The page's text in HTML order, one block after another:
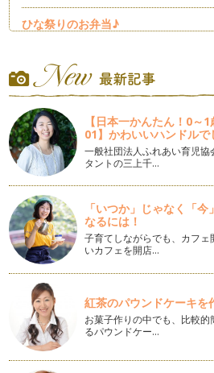
ひな祭りのお弁当♪
簡単可愛い！ハートのお弁当♪
バレンタインもある２月にピッタリ
今日…
節分の可愛いお弁当！
2月のイベント…
簡単で可愛い雪だるまのお弁当！
初雪の季節になりました！ 大人は
すが…
簡単で可愛いクリスマスのブーツ！
クリスマスが近づいてきました。
赤い…
保温庫の季節におすすめのお弁当！
急に気温も下がり冬らしくなってき
園で…
【日本一かんたん！0～
01】かわいいハンドルで
一般社団法人ふれあい育児
タントの三上千…
「いつか」じゃなく「
なるには！
子育てしながらでも、カフ
いカフェを開店…
紅茶のパウンドケーキを
お菓子作りの中でも、比較
るパウンドケー…